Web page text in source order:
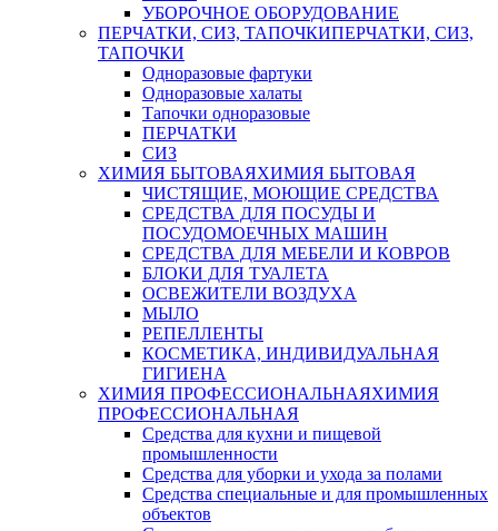
УБОРОЧНОЕ ОБОРУДОВАНИЕ
ПЕРЧАТКИ, СИЗ, ТАПОЧКИПЕРЧАТКИ, СИЗ,
ТАПОЧКИ
Одноразовые фартуки
Одноразовые халаты
Тапочки одноразовые
ПЕРЧАТКИ
СИЗ
ХИМИЯ БЫТОВАЯХИМИЯ БЫТОВАЯ
ЧИСТЯЩИЕ, МОЮЩИЕ СРЕДСТВА
СРЕДСТВА ДЛЯ ПОСУДЫ И
ПОСУДОМОЕЧНЫХ МАШИН
СРЕДСТВА ДЛЯ МЕБЕЛИ И КОВРОВ
БЛОКИ ДЛЯ ТУАЛЕТА
ОСВЕЖИТЕЛИ ВОЗДУХА
МЫЛО
РЕПЕЛЛЕНТЫ
КОСМЕТИКА, ИНДИВИДУАЛЬНАЯ
ГИГИЕНА
ХИМИЯ ПРОФЕССИОНАЛЬНАЯХИМИЯ
ПРОФЕССИОНАЛЬНАЯ
Средства для кухни и пищевой
промышленности
Средства для уборки и ухода за полами
Средства специальные и для промышленных
объектов